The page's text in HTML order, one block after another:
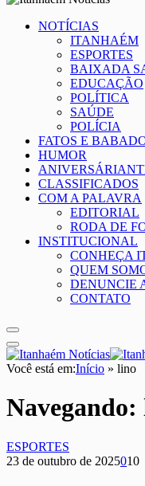
NOTÍCIAS
ITANHAÉM
ESPORTES
BAIXADA
EDUCAÇÃO
POLÍTICA
SAÚDE
POLÍCIA
FATOS E
HUMOR
CLASSIFICADOS
COM A PALAVRA
EDITORIAL
RODA DE
INSTITUCIONAL
CONHEÇA
QUEM
DENUNCIE
CONTATO
Você está em:Início » lino
Navegando:
ESPORTES
23 de outubro de 2025010